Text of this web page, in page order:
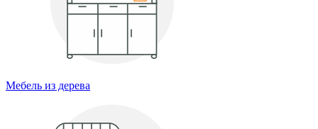
Мебель из дерева